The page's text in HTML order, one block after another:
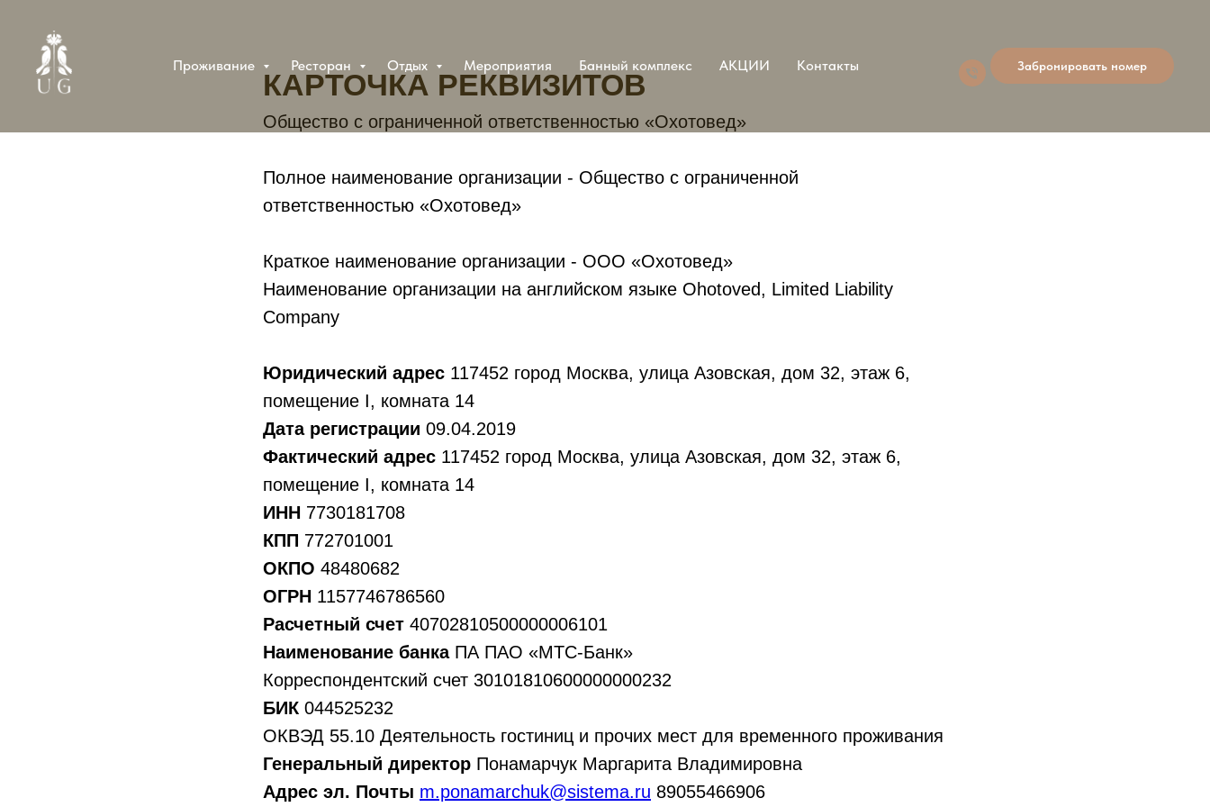
Проживание Ресторан Отдых Мероприятия Банный комплекс АКЦИИ Контакты Забронировать номер
КАРТОЧКА РЕКВИЗИТОВ
Общество с ограниченной ответственностью «Охотовед»
Полное наименование организации - Общество с ограниченной
ответственностью «Охотовед»
Краткое наименование организации - ООО «Охотовед»
Наименование организации на английском языке Ohotoved, Limited Liability
Company
Юридический адрес 117452 город Москва, улица Азовская, дом 32, этаж 6,
помещение I, комната 14
Дата регистрации 09.04.2019
Фактический адрес 117452 город Москва, улица Азовская, дом 32, этаж 6,
помещение I, комната 14
ИНН 7730181708
КПП 772701001
ОКПО 48480682
ОГРН 1157746786560
Расчетный счет 40702810500000006101
Наименование банкаПА ПАО «МТС-Банк»
Корреспондентский счет 30101810600000000232
БИК 044525232
ОКВЭД 55.10 Деятельность гостиниц и прочих мест для временного проживания
Генеральный директор Понамарчук Маргарита Владимировна
Адрес эл. Почты m.ponamarchuk@sistema.ru 89055466906